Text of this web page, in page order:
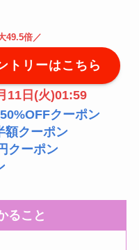
49.5倍 ／
トリーはこちら
11日(火)01:59
クーポン
額クーポン
クーポン
ること